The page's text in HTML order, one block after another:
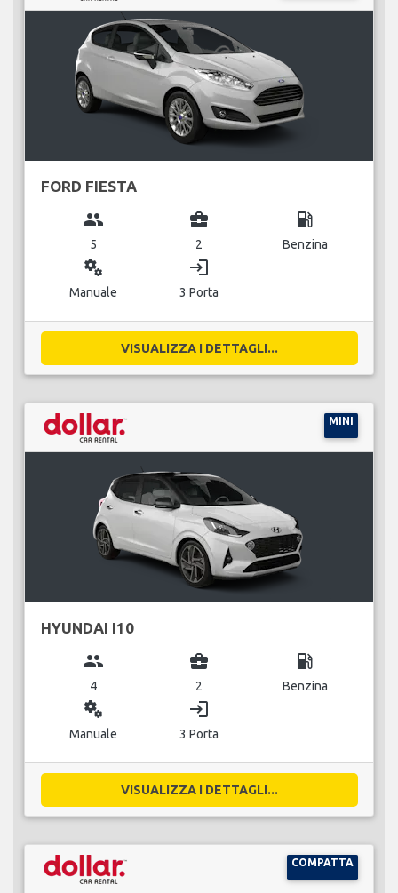
FORD FIESTA
group
5
business_center
2
local_gas_station
Benzina
miscellaneous_services
Manuale
login
3 Porta
VISUALIZZA I DETTAGLI...
MINI
HYUNDAI I10
group
4
business_center
2
local_gas_station
Benzina
miscellaneous_services
Manuale
login
3 Porta
VISUALIZZA I DETTAGLI...
COMPATTA